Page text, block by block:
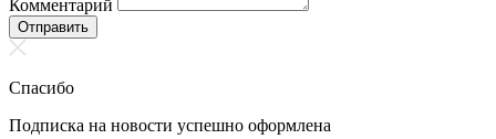
Комментарий
Отправить
Спасибо
Подписка на новости успешно оформлена